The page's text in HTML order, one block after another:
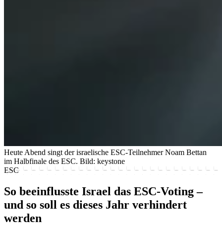
Heute Abend singt der israelische ESC-Teilnehmer Noam Bettan
im Halbfinale des ESC. Bild: keystone
ESC
So beeinflusste Israel das ESC-Voting –
und so soll es dieses Jahr verhindert
werden